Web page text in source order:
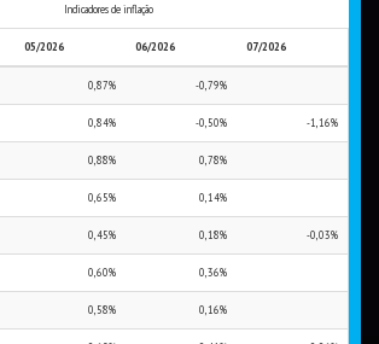
Indicadores de inflação
05/2026 06/2026 07/2026
0,87% -0,79%
0,84% -0,50% -1,16%
0,88% 0,78%
0,65% 0,14%
0,45% 0,18% -0,03%
0,60% 0,36%
0,58% 0,16%